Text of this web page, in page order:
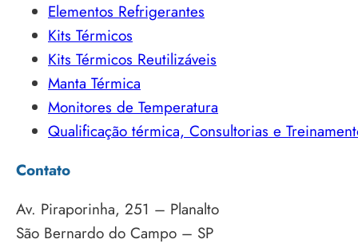
Elementos Refrigerantes
Kits Térmicos
Kits Térmicos Reutilizáveis
Manta Térmica
Monitores de Temperatura
Qualificação térmica, Consultorias e
Contato
Av. Piraporinha, 251 – Planalto
São Bernardo do Campo – SP